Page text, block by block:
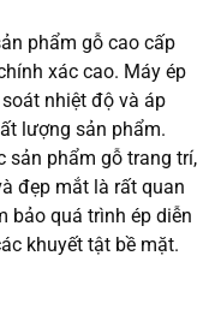
phẩm gỗ cao cấp
xác cao. Máy ép
nhiệt độ và áp
lượng sản phẩm.
sản phẩm gỗ trang trí,
đẹp mắt là rất quan
bảo quá trình ép diễn
khuyết tật bề mặt.